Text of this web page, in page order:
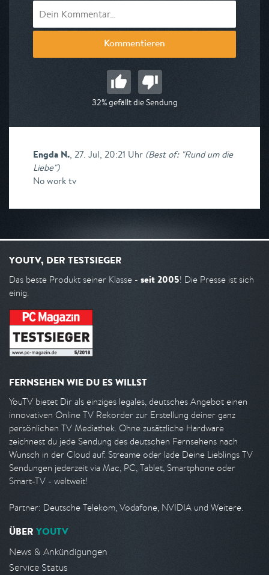
Kommentieren
32% gefällt die Sendung
Engda N., 27. Jul, 20:21 Uhr (Best of: "Rund um die
Liebe")
No work tv
YOUTV, DER TESTSIEGER
Das beste Produkt seiner Klasse - seit 2005! Die Presse ist sich
einig.
FERNSEHEN WIE DU ES WILLST
YouTV bietet Dir als einziges legales, deutsches Angebot einen
innovativen Online TV Rekorder zur Erstellung deiner ganz
persönlichen TV Mediathek. Ohne zusätzliche Hardware
zeichnest du jede Sendung des deutschen Fernsehens nach
Wunsch in der Cloud auf. Streame oder lade Deine Lieblings TV
Sendungen jederzeit via Mac, PC, Tablet, Smartphone oder
Smart-TV - weltweit!
Partner: Deutsche Telekom, Vodafone, NVIDIA und Weitere.
ÜBER YOUTV
News & Ankündigungen
Service Status